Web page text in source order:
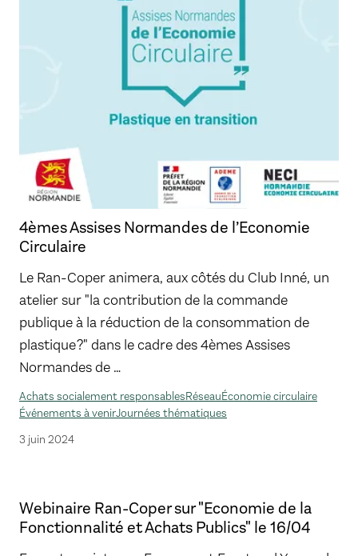
4èmes Assises Normandes de l’Economie
Circulaire
Le Ran-Coper animera, aux côtés du Club Inné, un
atelier sur "la contribution de la commande
publique à la réduction de la consommation de
plastique ?" dans le cadre des 4èmes Assises
Normandes de …
Achats socialement responsablesRéseauÉconomie circulaire
Événements à venirJournées thématiques
3 juin 2024
Webinaire Ran-Coper sur "Economie de la
Fonctionnalité et Achats Publics" le 16/04